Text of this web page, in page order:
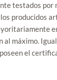
testados por
producidos
al máximo.
el